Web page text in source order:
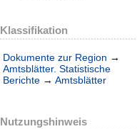
Klassifikation
Dokumente zur Region →
Amtsblätter. Statistische
Berichte → Amtsblätter
Nutzungshinweis